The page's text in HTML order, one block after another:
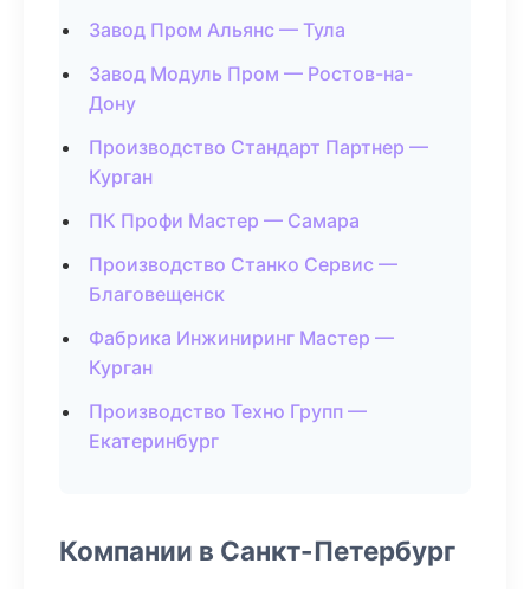
Завод Пром Альянс — Тула
Завод Модуль Пром — Ростов-на-
Дону
Производство Стандарт Партнер —
Курган
ПК Профи Мастер — Самара
Производство Станко Сервис —
Благовещенск
Фабрика Инжиниринг Мастер —
Курган
Производство Техно Групп —
Екатеринбург
Компании в Санкт-Петербург